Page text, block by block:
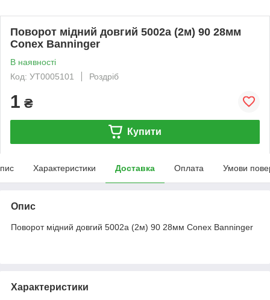
Поворот мідний довгий 5002а (2м) 90 28мм
Conex Banninger
В наявності
Код: УТ0005101
Роздріб
1 ₴
Купити
Характеристики Доставка Оплата Умови
Опис
Поворот мідний довгий 5002а (2м) 90 28мм Conex Banninger
Характеристики